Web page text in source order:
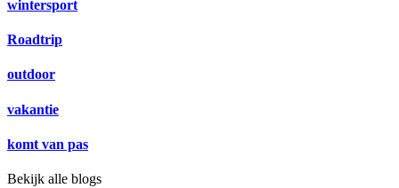
wintersport
Roadtrip
outdoor
vakantie
komt van pas
Bekijk alle blogs